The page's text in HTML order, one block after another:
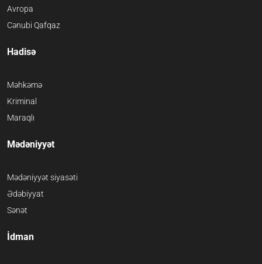
Avropa
Cənubi Qafqaz
Hadisə
Məhkəmə
Kriminal
Maraqlı
Mədəniyyət
Mədəniyyət siyasəti
Ədəbiyyat
Sənət
İdman